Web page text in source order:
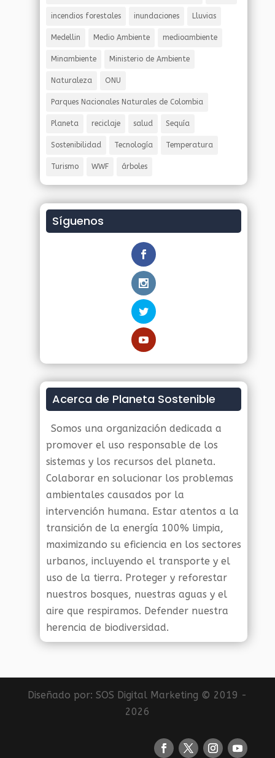
incendios forestales inundaciones Lluvias
Medellin Medio Ambiente medioambiente
Minambiente Ministerio de Ambiente
Naturaleza ONU
Parques Nacionales Naturales de Colombia
Planeta reciclaje salud Sequía
Sostenibilidad Tecnología Temperatura
Turismo WWF árboles
Síguenos
Acerca de Planeta Sostenible
Somos una organización dedicada a
promover el uso responsable de los
sistemas y los recursos del planeta.
Colaborar en solucionar los problemas
ambientales causados por la
intervención humana. Estar atentos a la
transición de la energía 100% limpia,
maximizando su eficiencia en los sectores
urbanos, incluyendo el transporte y el
uso de la tierra. Proteger y reforestar
nuestros bosques, nuestras aguas y el
aire que respiramos. Defender nuestra
herencia de biodiversidad.
Diseñado por:SOS Digital Marketing © 2019 -
2026